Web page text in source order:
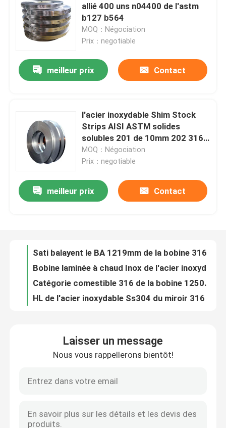
Maison
Produits
Au sujet de nous
Contrôle de qualité
Contact USA
Demandez une citation
feuille inoxydable de plaque d'acier
allié 400 uns n04400 de l'astm
b127 b564
MOQ：Négociation
Prix：negotiable
meilleur prix Contact
l'acier inoxydable Shim Stock
Strips AISI ASTM solides
solubles 201 de 10mm 202 316
304 904l solides solubles
couvrent la bobine
MOQ：Négociation
Prix：negotiable
meilleur prix Contact
Sati balayent le BA 1219mm de la bobine 316L 2B de l'acier inoxydable 304
Bobine laminée à froid 316L 409 d'acier inoxydable 316 2B BA 800mm
métal de soudure de bobine de bande d'acier inoxydable de 304N 310S 100mm
Laisser un message
Nous vous rappellerons bientôt!